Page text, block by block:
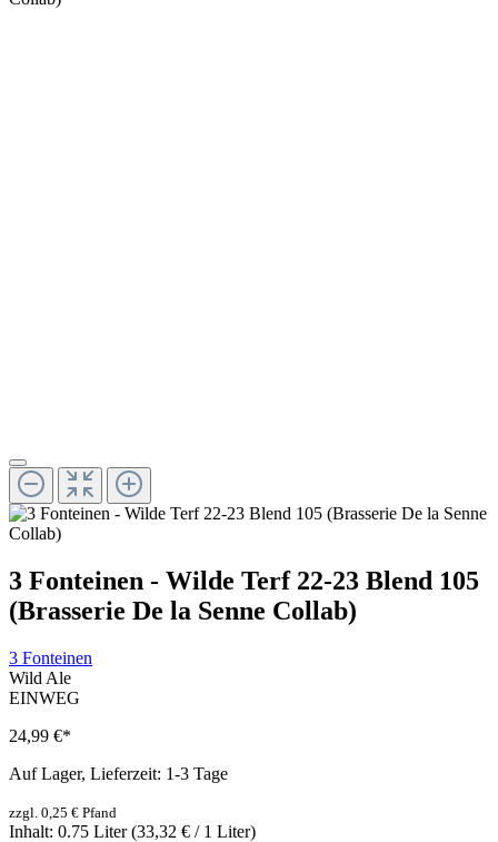
3 Fonteinen - Wilde Terf 22-23 Blend 105
(Brasserie De la Senne Collab)
3 Fonteinen
Wild Ale
EINWEG
24,99 €*
Auf Lager, Lieferzeit: 1-3 Tage
zzgl. 0,25 € Pfand
Inhalt: 0.75 Liter(33,32 € / 1 Liter)